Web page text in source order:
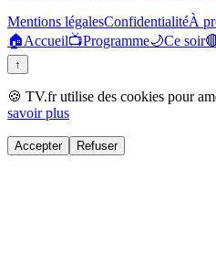
Mentions légalesConfidentialitéÀ
🏠Accueil📺Programme🌙Ce soir
↑
🍪 TV.fr utilise des cookies pour
savoir plus
Accepter Refuser